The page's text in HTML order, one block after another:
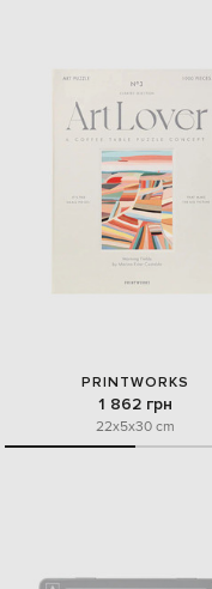
PRINTWORKS
1 862 грн
22x5x30 cm